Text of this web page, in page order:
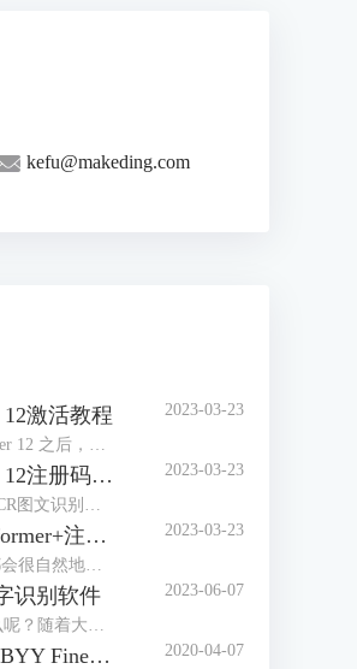
kefu@makeding.com
12激活教程 2023-03-23
ABBYY FineReader 12注册码-激活码-序列号地址 2023-03-23
ABBYY PDF Transformer+注册码-激活码-序列号地址 2023-03-23
识别软件 2023-06-07
使用序列号激活ABBYY FineReader 14 2020-04-07